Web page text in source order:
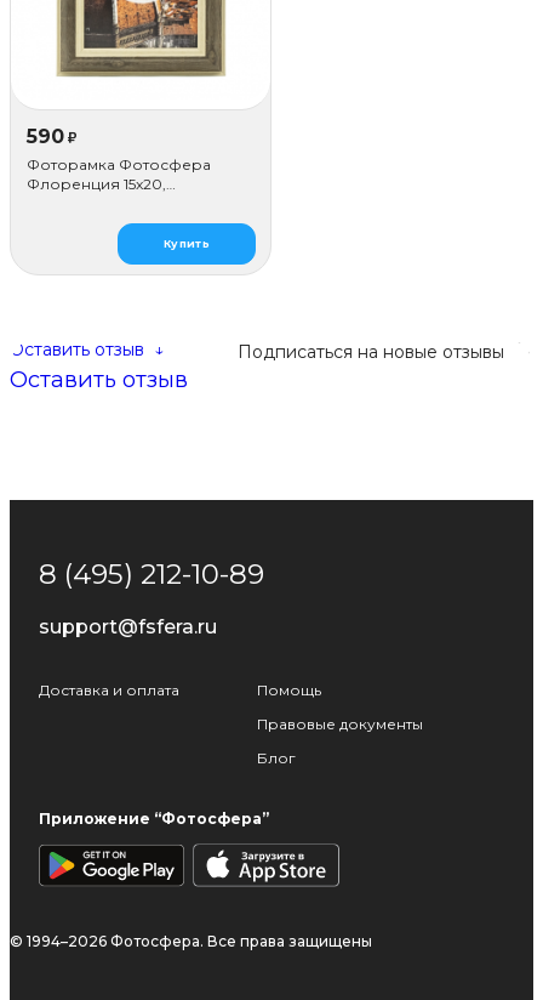
590 ₽
Фоторамка Фотосфера
Флоренция 15x20,
Купить
Подписаться на новые отзывы
Оставить отзыв ↓
Оставить отзыв
8 (495) 212-10-89
support@fsfera.ru
Доставка и оплата
Помощь
Правовые документы
Блог
Приложение “Фотосфера”
© 1994–2026 Фотосфера. Все права защищены